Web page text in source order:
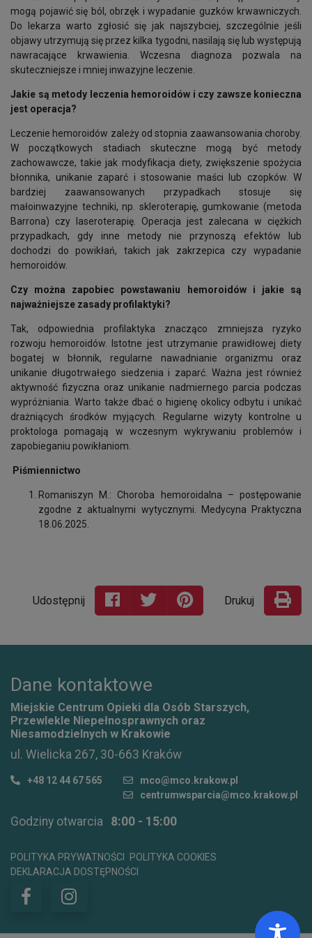
mogą pojawić się ból, obrzęk i wypadanie guzków krwawniczych.
Do lekarza warto zgłosić się jak najszybciej, szczególnie jeśli
objawy utrzymują się przez kilka tygodni, nasilają się lub występują
nawracające krwawienia. Wczesna diagnoza pozwala na
skuteczniejsze i mniej inwazyjne leczenie.
Jakie są metody leczenia hemoroidów i czy zawsze konieczna
jest operacja?
Leczenie hemoroidów zależy od stopnia zaawansowania choroby.
W początkowych stadiach skuteczne mogą być metody
zachowawcze, takie jak modyfikacja diety, zwiększenie spożycia
błonnika, unikanie zaparć i stosowanie maści lub czopków. W
bardziej zaawansowanych przypadkach stosuje się
małoinwazyjne techniki, np. skleroterapię, gumkowanie (metoda
Barrona) czy laseroterapię. Operacja jest zalecana w ciężkich
przypadkach, gdy inne metody nie przynoszą efektów lub
dochodzi do powikłań, takich jak zakrzepica czy wypadanie
hemoroidów.
Czy można zapobiec powstawaniu hemoroidów i jakie są
najważniejsze zasady profilaktyki?
Tak, odpowiednia profilaktyka znacząco zmniejsza ryzyko
rozwoju hemoroidów. Istotne jest utrzymanie prawidłowej diety
bogatej w błonnik, regularne nawadnianie organizmu oraz
unikanie długotrwałego siedzenia i zaparć. Ważna jest również
aktywność fizyczna oraz unikanie nadmiernego parcia podczas
wypróżniania. Warto także dbać o higienę okolicy odbytu i unikać
drażniących środków myjących. Regularne wizyty kontrolne u
proktologa pomagają w wczesnym wykrywaniu problemów i
zapobieganiu powikłaniom.
Piśmiennictwo
Romaniszyn M.: Choroba hemoroidalna – postępowanie
zgodne z aktualnymi wytycznymi. Medycyna Praktyczna
18.06.2025.
Udostępnij Drukuj
Dane kontaktowe
Miejskie Centrum Opieki dla Osób Starszych,
Przewlekle Niepełnosprawnych oraz
Niesamodzielnych w Krakowie
ul. Wielicka 267, 30-663 Kraków
+48 12 44 67 565
mco@mco.krakow.pl
centrumwsparcia@mco.krakow.pl
Godziny otwarcia 8:00 - 15:00
POLITYKA PRYWATNOŚCI
POLITYKA COOKIES
DEKLARACJA DOSTĘPNOŚCI